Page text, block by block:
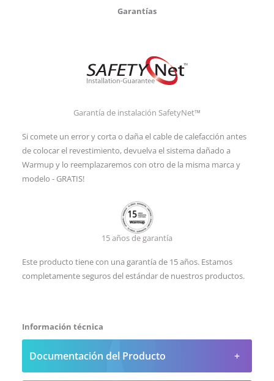
Garantías
Garantía de instalación SafetyNet™
Si comete un error y corta o daña el cable de calefacción antes
de colocar el revestimiento, devuelva el sistema dañado a
Warmup y lo reemplazaremos con otro de la misma marca y
modelo - GRATIS!
15 años de garantía
Este producto tiene con una garantía de 15 años. Estamos
completamente seguros del estándar de nuestros productos.
Información técnica
Documentación del Producto